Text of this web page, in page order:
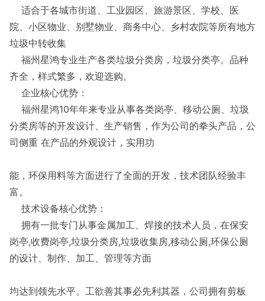
适合于各城市街道、工业园区、旅游景区、学校、医
院、小区物业、别墅物业、商务中心、乡村农院等所有地方
垃圾中转收集
福州星鸿专业生产各类垃圾分类房，垃圾分类亭。品种
齐全，样式繁多，欢迎选购。
企业核心优势：
福州星鸿10年年来专业从事各类岗亭、移动公厕、垃圾
分类房等的开发设计、生产销售，作为公司的拳头产品，公
司侧重 在产品的外观设计，实用功
能，环保用料等方面进行了全面的开发，技术团队经验丰
富。
技术设备核心优势：
拥有一批专门从事金属加工、焊接的技术人员，在保安
岗亭,收费岗亭,垃圾分类房,垃圾收集房,移动公厕,环保公厕
的设计、制作、加工、管理等方面
均达到领先水平。工欲善其事必先利其器，公司拥有剪板